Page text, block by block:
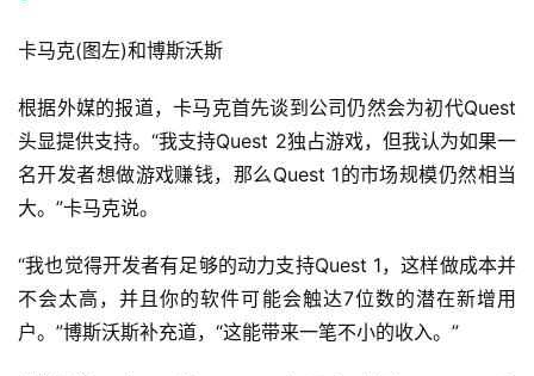
页
游
茶
原
创
游
戏
业
卡马克(图左)和博斯沃斯
根据外媒的报道，卡马克首先谈到公司仍然会为初代Quest
头显提供支持。“我支持Quest 2独占游戏，但我认为如果一
名开发者想做游戏赚钱，那么Quest 1的市场规模仍然相当
大。”卡马克说。
“我也觉得开发者有足够的动力支持Quest 1，这样做成本并
不会太高，并且你的软件可能会触达7位数的潜在新增用
户。”博斯沃斯补充道，“这能带来一笔不小的收入。”